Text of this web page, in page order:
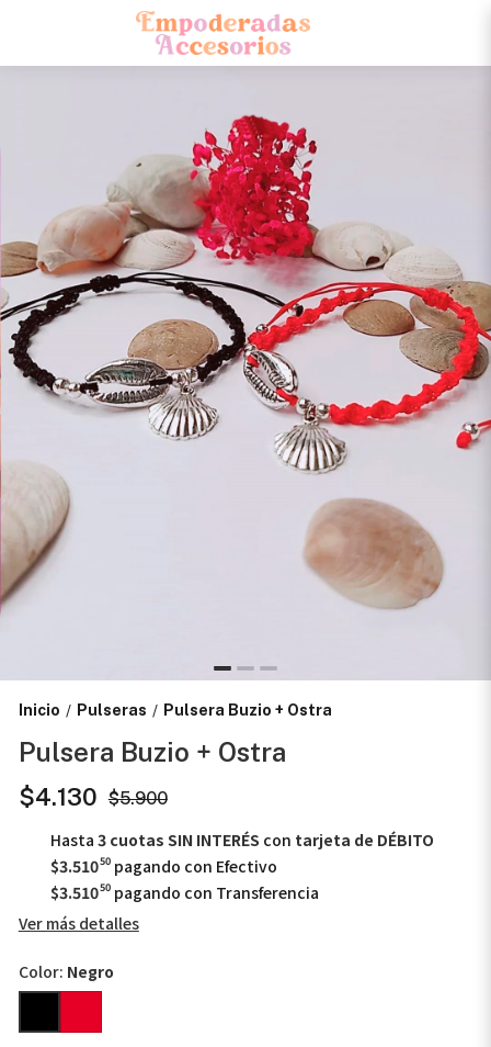
Inicio / Pulseras / Pulsera Buzio + Ostra
Pulsera Buzio + Ostra
$4.130 $5.900
Hasta 3 cuotas SIN INTERÉS con tarjeta de DÉBITO
$3.51050pagando con Efectivo
$3.51050pagando con Transferencia
Ver más detalles
Color: Negro